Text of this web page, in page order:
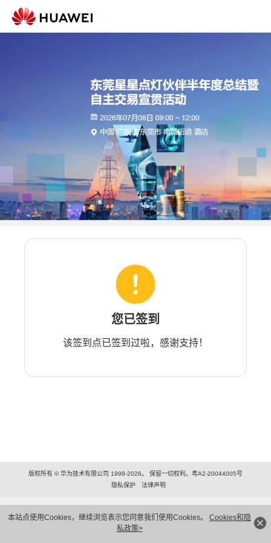
本站点使用Cookies，继续浏览表示您同意我们使用Cookies。 Cookies和隐
私政策>
您已签到
该签到点已签到过啦，感谢支持！
版权所有 © 华为技术有限公司 1998-2026。 保留一切权利。粤A2-20044005号
隐私保护
法律声明